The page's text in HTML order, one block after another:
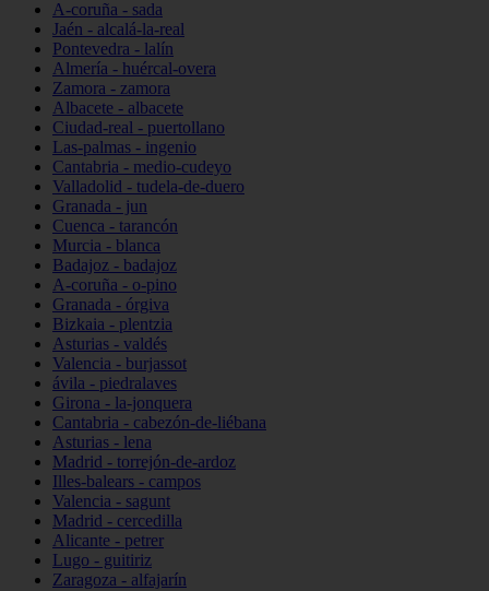
A-coruña - sada
Jaén - alcalá-la-real
Pontevedra - lalín
Almería - huércal-overa
Zamora - zamora
Albacete - albacete
Ciudad-real - puertollano
Las-palmas - ingenio
Cantabria - medio-cudeyo
Valladolid - tudela-de-duero
Granada - jun
Cuenca - tarancón
Murcia - blanca
Badajoz - badajoz
A-coruña - o-pino
Granada - órgiva
Bizkaia - plentzia
Asturias - valdés
Valencia - burjassot
ávila - piedralaves
Girona - la-jonquera
Cantabria - cabezón-de-liébana
Asturias - lena
Madrid - torrejón-de-ardoz
Illes-balears - campos
Valencia - sagunt
Madrid - cercedilla
Alicante - petrer
Lugo - guitiriz
Zaragoza - alfajarín